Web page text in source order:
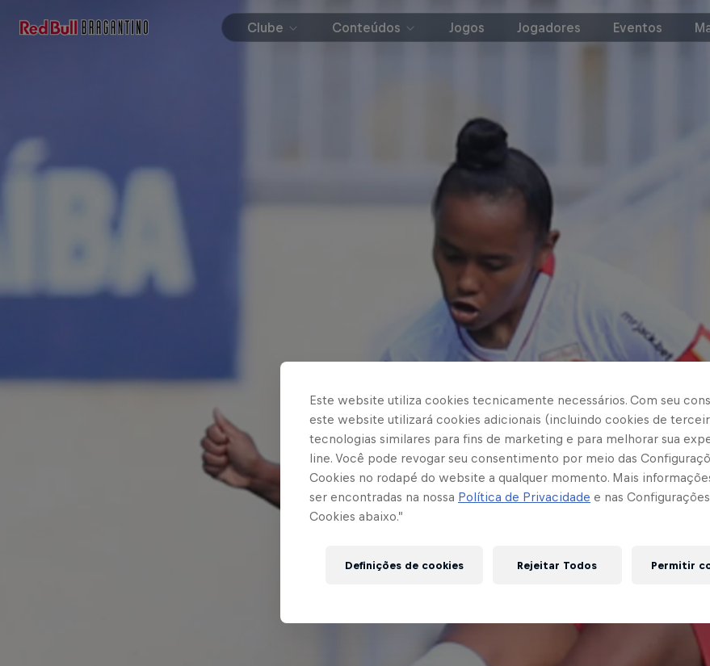
Clube Conteúdos Jogos Jogadores Eventos
Este website utiliza cookies tecnicamente necessários. Com seu
este website utilizará cookies adicionais (incluindo cookies de
tecnologias similares para fins de marketing e para melhorar sua
line. Você pode revogar seu consentimento por meio das
Cookies no rodapé do website a qualquer momento. Mais
ser encontradas na nossa Política de Privacidade e nas
Cookies abaixo.”
Definições de cookies Rejeitar Todos Permitir